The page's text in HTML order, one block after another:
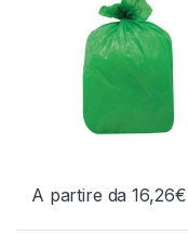
A partire da16,26€
Questo prodotto ha